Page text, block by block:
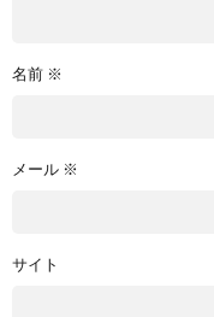
名前 ※
メール ※
サイト